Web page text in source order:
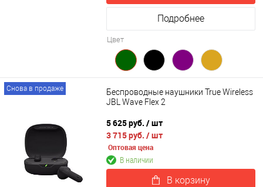
Подробнее
Цвет
Снова в продаже
Беспроводные наушники True Wireless
JBL Wave Flex 2
5 625 руб. / шт
3 715 руб. / шт
Оптовая цена
В наличии
В корзину